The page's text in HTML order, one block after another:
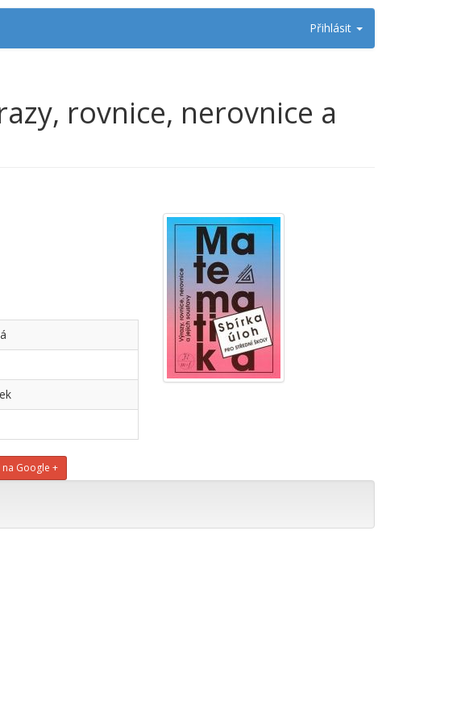
Přihlásit
rovnice, nerovnice a
na Google +